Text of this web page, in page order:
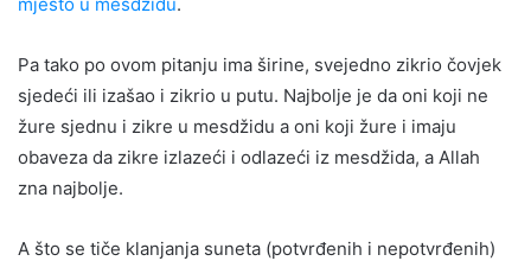
Pa tako po ovom pitanju ima širine, svejedno zikrio čovjek
sjedeći ili izašao i zikrio u putu. Najbolje je da oni koji ne
žure sjednu i zikre u mesdžidu a oni koji žure i imaju
obaveza da zikre izlazeći i odlazeći iz mesdžida, a Allah
zna najbolje.
A što se tiče klanjanja suneta (potvrđenih i nepotvrđenih)